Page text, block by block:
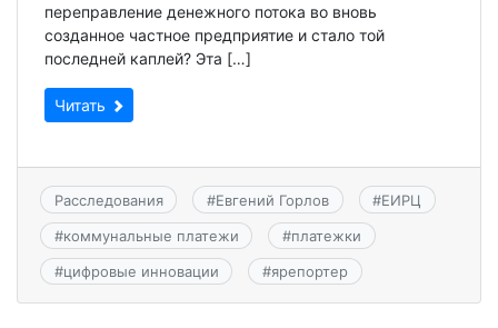
переправление денежного потока во вновь
созданное частное предприятие и стало той
последней каплей? Эта […]
Читать
Расследования #Евгений Горлов #ЕИРЦ
#коммунальные платежи #платежки
#цифровые инновации #ярепортер